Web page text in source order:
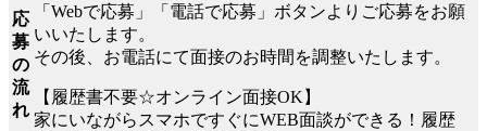
応
募
の
流
れ
「Webで応募」「電話で応募」ボタンよりご応募をお願
いいたします。
その後、お電話にて面接のお時間を調整いたします。
【履歴書不要☆オンライン面接OK】
家にいながらスマホですぐにWEB面談ができる！履歴